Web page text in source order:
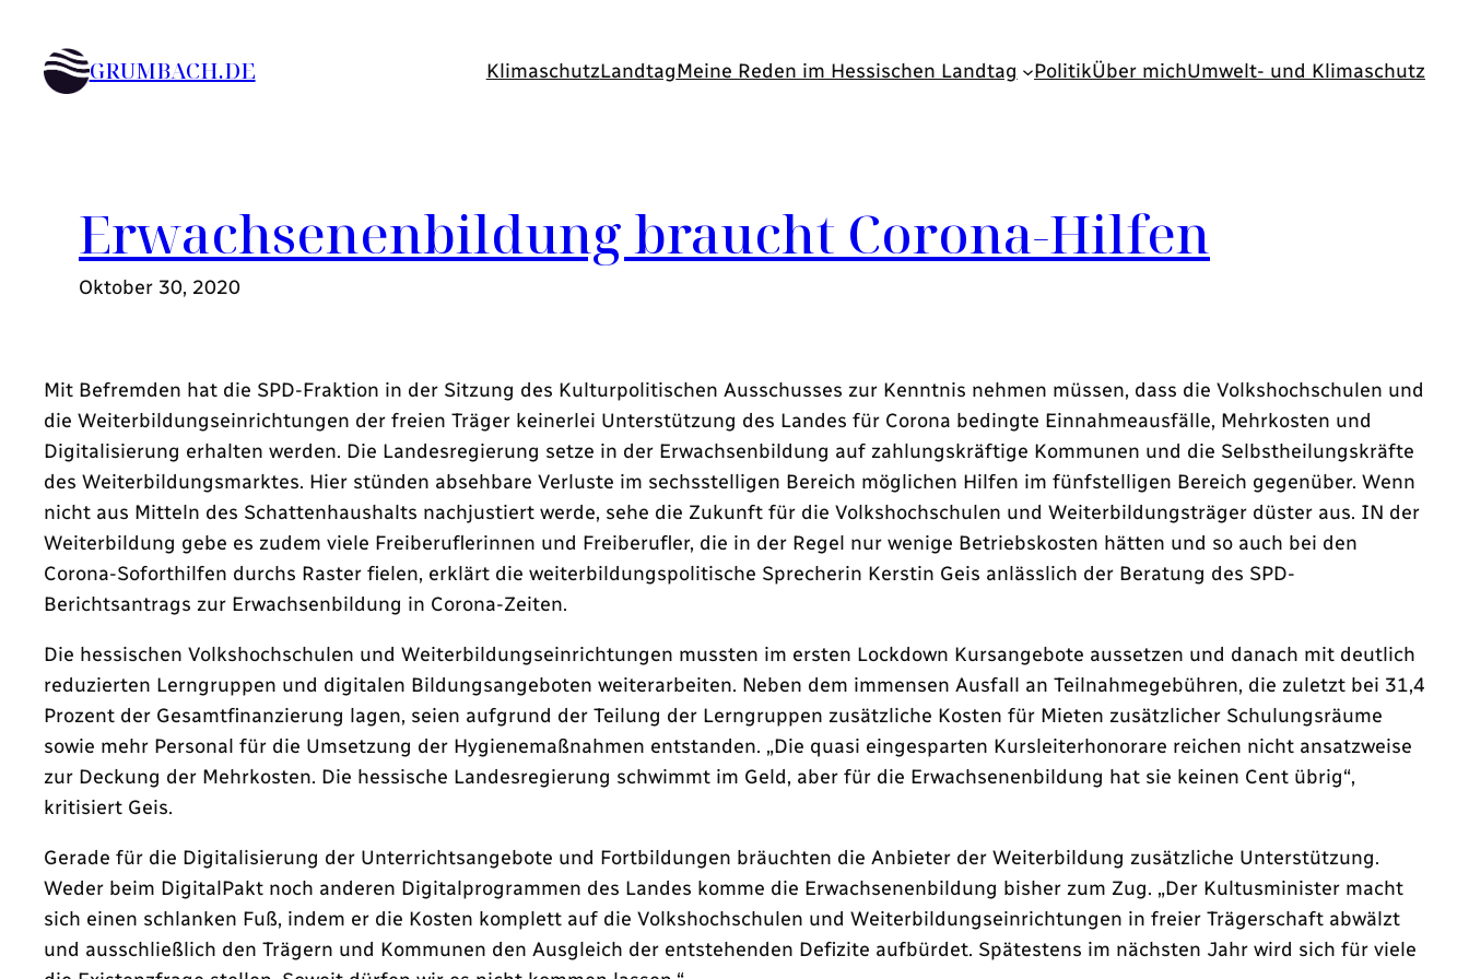
Inhalt
springenGRUMBACH.DE KlimaschutzLandtagMeine Reden im Hessischen Landtag PolitikÜber michUmwelt- und Klimaschutz
Erwachsenenbildung braucht Corona-Hilfen
Oktober 30, 2020
Mit Befremden hat die SPD-Fraktion in der Sitzung des Kulturpolitischen Ausschusses zur Kenntnis nehmen müssen, dass die Volkshochschulen und
die Weiterbildungseinrichtungen der freien Träger keinerlei Unterstützung des Landes für Corona bedingte Einnahmeausfälle, Mehrkosten und
Digitalisierung erhalten werden. Die Landesregierung setze in der Erwachsenbildung auf zahlungskräftige Kommunen und die Selbstheilungskräfte
des Weiterbildungsmarktes. Hier stünden absehbare Verluste im sechsstelligen Bereich möglichen Hilfen im fünfstelligen Bereich gegenüber. Wenn
nicht aus Mitteln des Schattenhaushalts nachjustiert werde, sehe die Zukunft für die Volkshochschulen und Weiterbildungsträger düster aus. IN der
Weiterbildung gebe es zudem viele Freiberuflerinnen und Freiberufler, die in der Regel nur wenige Betriebskosten hätten und so auch bei den
Corona-Soforthilfen durchs Raster fielen, erklärt die weiterbildungspolitische Sprecherin Kerstin Geis anlässlich der Beratung des SPD-
Berichtsantrags zur Erwachsenbildung in Corona-Zeiten.
Die hessischen Volkshochschulen und Weiterbildungseinrichtungen mussten im ersten Lockdown Kursangebote aussetzen und danach mit deutlich
reduzierten Lerngruppen und digitalen Bildungsangeboten weiterarbeiten. Neben dem immensen Ausfall an Teilnahmegebühren, die zuletzt bei 31,4
Prozent der Gesamtfinanzierung lagen, seien aufgrund der Teilung der Lerngruppen zusätzliche Kosten für Mieten zusätzlicher Schulungsräume
sowie mehr Personal für die Umsetzung der Hygienemaßnahmen entstanden. „Die quasi eingesparten Kursleiterhonorare reichen nicht ansatzweise
zur Deckung der Mehrkosten. Die hessische Landesregierung schwimmt im Geld, aber für die Erwachsenenbildung hat sie keinen Cent übrig“,
kritisiert Geis.
Gerade für die Digitalisierung der Unterrichtsangebote und Fortbildungen bräuchten die Anbieter der Weiterbildung zusätzliche Unterstützung.
Weder beim DigitalPakt noch anderen Digitalprogrammen des Landes komme die Erwachsenenbildung bisher zum Zug. „Der Kultusminister macht
sich einen schlanken Fuß, indem er die Kosten komplett auf die Volkshochschulen und Weiterbildungseinrichtungen in freier Trägerschaft abwälzt
und ausschließlich den Trägern und Kommunen den Ausgleich der entstehenden Defizite aufbürdet. Spätestens im nächsten Jahr wird sich für viele